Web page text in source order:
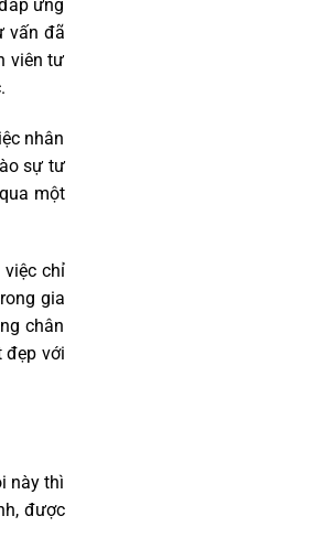
ứng
vấn đã
viên tư
nhân
sự tư
một
chỉ
gia
chân
đẹp với
này thì
được